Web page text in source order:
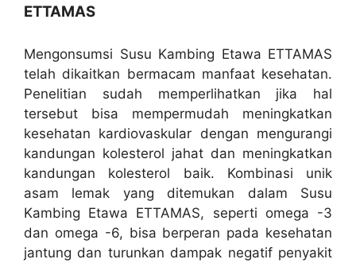
ETTAMAS
Mengonsumsi Susu Kambing Etawa ETTAMAS
telah dikaitkan bermacam manfaat kesehatan.
Penelitian sudah memperlihatkan jika hal
tersebut bisa mempermudah meningkatkan
kesehatan kardiovaskular dengan mengurangi
kandungan kolesterol jahat dan meningkatkan
kandungan kolesterol baik. Kombinasi unik
asam lemak yang ditemukan dalam Susu
Kambing Etawa ETTAMAS, seperti omega -3
dan omega -6, bisa berperan pada kesehatan
jantung dan turunkan dampak negatif penyakit